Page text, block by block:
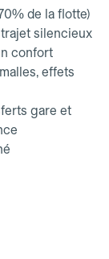
de la flotte)
silencieux
confort
effets
gare et